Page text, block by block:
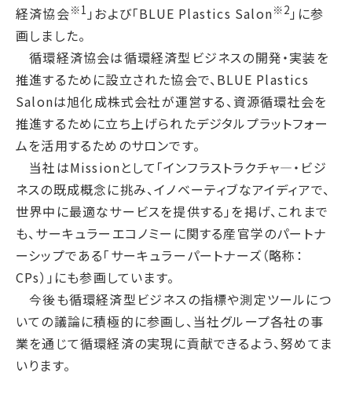
お問い合わせ
電子公告
循環経済
汚染防止
自然再興
生物多様性タイムライン
水の安全保障
環境データ
社会
人権尊重
サプライチェーン・マネジメント
労働慣行
人財戦略
健康・安全
社会データ
ガバナンス
ディスクロージャーポリシー
経済協会※1 」および「BLUE Plastics Salon※2 」に参
画しました。
循環経済協会は循環経済型ビジネスの開発・実装を
推進するために設立された協会で、BLUE Plastics
Salonは旭化成株式会社が運営する、資源循環社会を
推進するために立ち上げられたデジタルプラットフォー
ムを活用するためのサロンです。
当社はMissionとして「インフラストラクチャ―・ビジ
ネスの既成概念に挑み、イノベーティブなアイディアで、
世界中に最適なサービスを提供する」を掲げ、これまで
も、サーキュラーエコノミーに関する産官学のパートナ
ーシップである「サーキュラーパートナーズ（略称：
CPs）」にも参画しています。
今後も循環経済型ビジネスの指標や測定ツールにつ
いての議論に積極的に参画し、当社グループ各社の事
業を通じて循環経済の実現に貢献できるよう、努めてま
いります。